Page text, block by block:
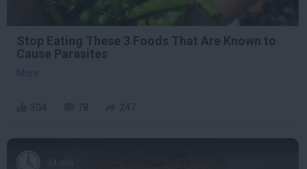
Stop Eating These 3 Foods That Are Known to
Cause Parasites
More